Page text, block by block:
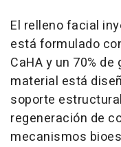
El relleno facial
está formulado
CaHA y un 70%
material está
soporte
regeneración de
mecanismos